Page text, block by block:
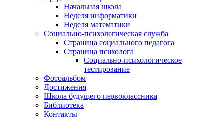
Начальная школа
Неделя информатики
Неделя математики
Социально-психологическая служба
Страница социального педагога
Страница психолога
Социально-психологическое
тестирование
Фотоальбом
Достижения
Школа будущего первоклассника
Библиотека
Контакты